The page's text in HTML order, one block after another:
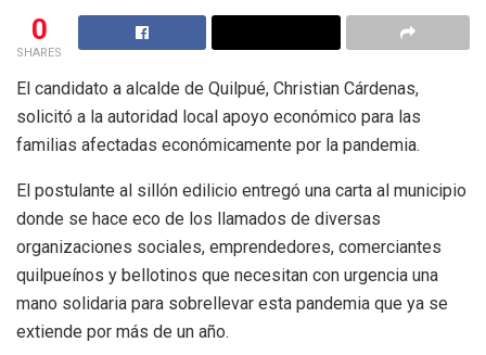
0
SHARES
El candidato a alcalde de Quilpué, Christian Cárdenas,
solicitó a la autoridad local apoyo económico para las
familias afectadas económicamente por la pandemia.
El postulante al sillón edilicio entregó una carta al municipio
donde se hace eco de los llamados de diversas
organizaciones sociales, emprendedores, comerciantes
quilpueínos y bellotinos que necesitan con urgencia una
mano solidaria para sobrellevar esta pandemia que ya se
extiende por más de un año.